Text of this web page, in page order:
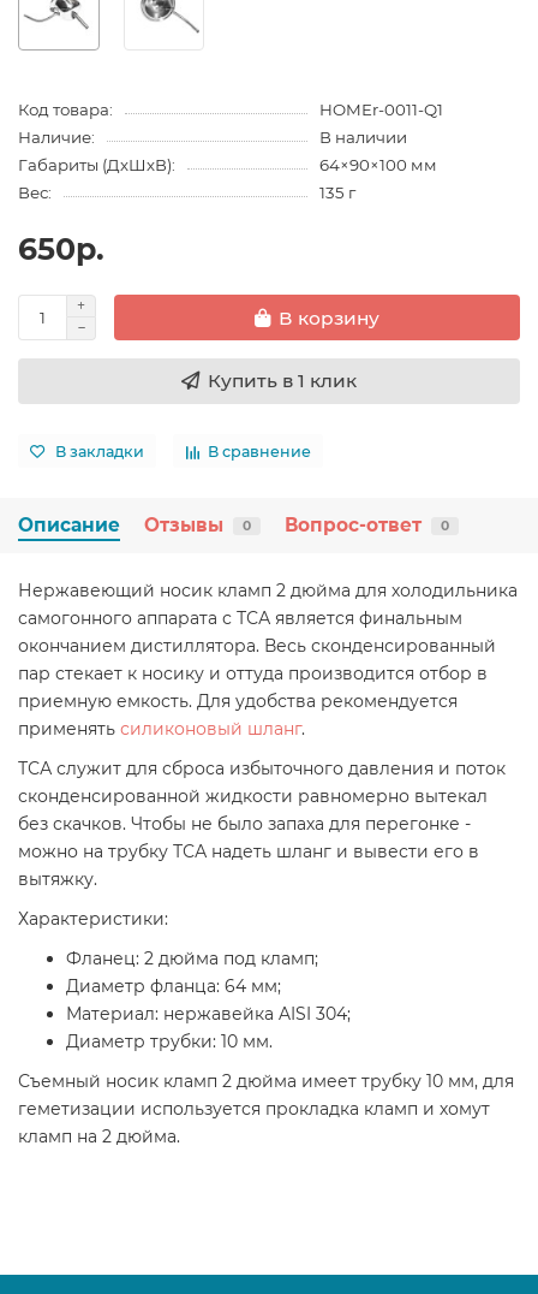
Код товара:
HOMEr-0011-Q1
Наличие:
В наличии
Габариты (ДхШхВ):
64×90×100 мм
Вес:
135 г
650р.
В корзину
Купить в 1 клик
В закладки В сравнение
Описание Отзывы 0 Вопрос-ответ 0
Нержавеющий носик кламп 2 дюйма для холодильника
самогонного аппарата с ТСА является финальным
окончанием дистиллятора. Весь сконденсированный
пар стекает к носику и оттуда производится отбор в
приемную емкость. Для удобства рекомендуется
применять силиконовый шланг.
ТСА служит для сброса избыточного давления и поток
сконденсированной жидкости равномерно вытекал
без скачков. Чтобы не было запаха для перегонке -
можно на трубку ТСА надеть шланг и вывести его в
вытяжку.
Характеристики:
Фланец: 2 дюйма под кламп;
Диаметр фланца: 64 мм;
Материал: нержавейка AISI 304;
Диаметр трубки: 10 мм.
Съемный носик кламп 2 дюйма имеет трубку 10 мм, для
геметизации используется прокладка кламп и хомут
кламп на 2 дюйма.